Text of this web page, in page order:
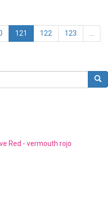
Página
actual
121 Page
122 Page
123 …
Red - vermouth rojo